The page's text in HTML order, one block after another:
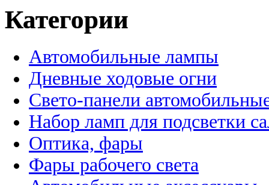
Категории
Автомобильные лампы
Дневные ходовые огни
Свето-панели
Набор ламп для подсветки
Оптика, фары
Фары рабочего света